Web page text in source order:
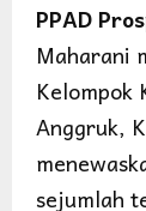
PPAD
Maharani
Anggruk,
sejumlah